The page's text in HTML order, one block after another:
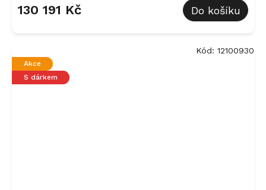
130 191 Kč Do košíku
Akce
S dárkem
Kód: 12100930